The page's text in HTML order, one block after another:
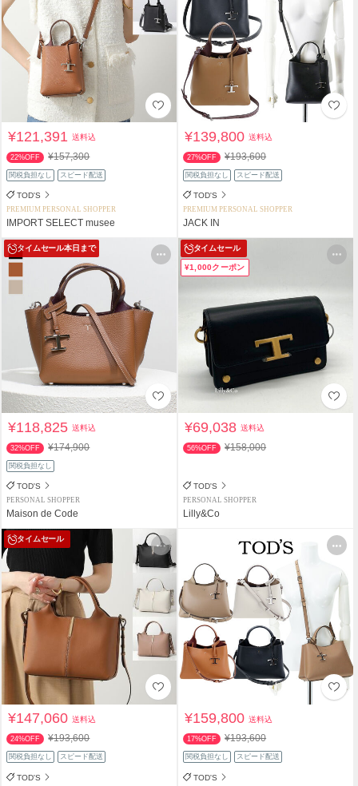
¥121,391送料込
22%OFF ¥157,300
関税負担なし スピード配送
TOD'S
PREMIUM PERSONAL SHOPPER
IMPORT SELECT musee
¥139,800送料込
27%OFF ¥193,600
関税負担なし スピード配送
TOD'S
PREMIUM PERSONAL SHOPPER
JACK IN
タイムセール本日まで
¥118,825送料込
32%OFF ¥174,900
関税負担なし
TOD'S
PERSONAL SHOPPER
Maison de Code
タイムセール
¥1,000クーポン
¥69,038送料込
56%OFF ¥158,000
TOD'S
PERSONAL SHOPPER
Lilly&Co
タイムセール
¥147,060送料込
24%OFF ¥193,600
関税負担なし スピード配送
TOD'S
¥159,800送料込
17%OFF ¥193,600
関税負担なし スピード配送
TOD'S